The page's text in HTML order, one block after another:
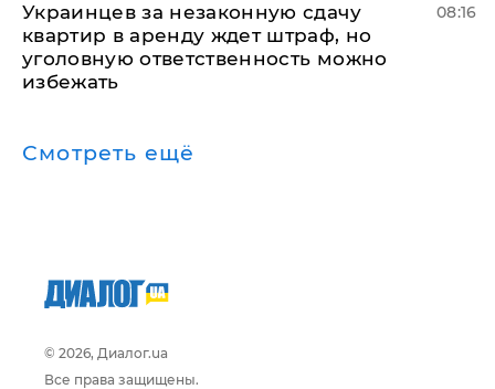
Украинцев за незаконную сдачу
квартир в аренду ждет штраф, но
уголовную ответственность можно
избежать
08:16
Смотреть ещё
© 2026, Диалог.ua
Все права защищены.